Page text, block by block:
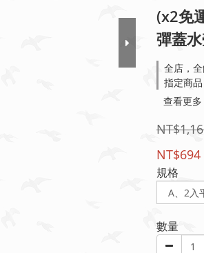
(x2免
彈蓋
全店，
指定商
查看更多
NT$694
規格
數量